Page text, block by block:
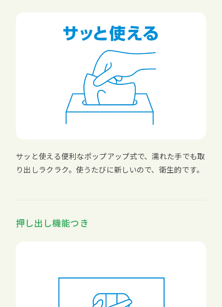
サッと使える便利なポップアップ式で、濡れた手でも取
り出しラクラク。使うたびに新しいので、衛生的です。
押し出し機能つき